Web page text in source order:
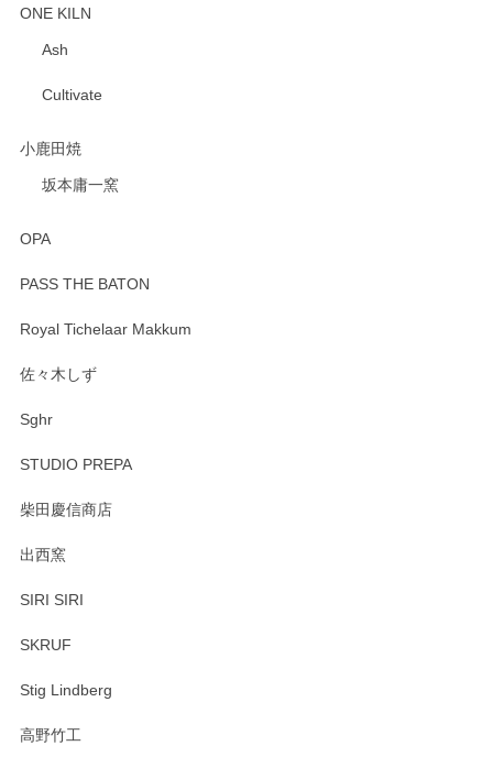
ONE KILN
Ash
Cultivate
小鹿田焼
坂本庸一窯
OPA
PASS THE BATON
Royal Tichelaar Makkum
佐々木しず
Sghr
STUDIO PREPA
柴田慶信商店
出西窯
SIRI SIRI
SKRUF
Stig Lindberg
高野竹工